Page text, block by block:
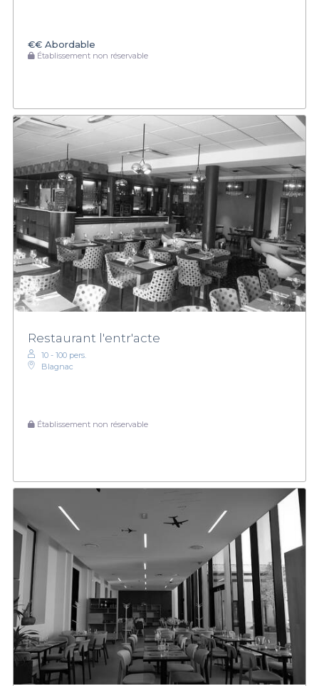
€€ Abordable
Établissement non réservable
Restaurant l'entr'acte
10 - 100 pers.
Blagnac
Établissement non réservable